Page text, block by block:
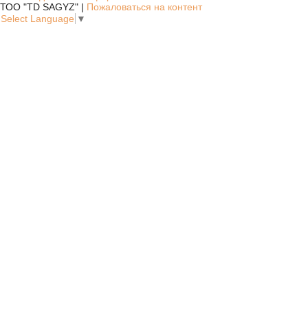
ТОО "TD SAGYZ" | Пожаловаться на контент
Select Language ▼